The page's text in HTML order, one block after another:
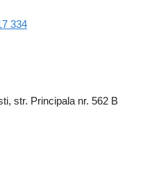
334
str. Principala nr. 562 B